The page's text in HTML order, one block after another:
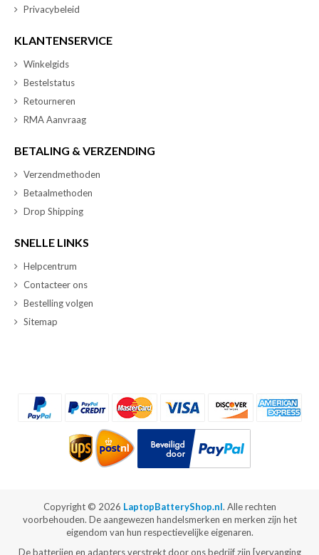
Privacybeleid
KLANTENSERVICE
Winkelgids
Bestelstatus
Retourneren
RMA Aanvraag
BETALING & VERZENDING
Verzendmethoden
Betaalmethoden
Drop Shipping
SNELLE LINKS
Helpcentrum
Contacteer ons
Bestelling volgen
Sitemap
Copyright © 2026 LaptopBatteryShop.nl. Alle rechten
voorbehouden. De aangewezen handelsmerken en merken zijn het
eigendom van hun respectievelijke eigenaren.
De batterijen en adapters verstrekt door ons bedrijf zijn [vervanging